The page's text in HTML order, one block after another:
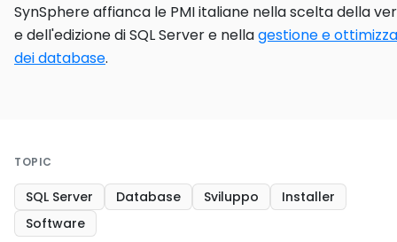
SynSphere affianca le PMI italiane nella scelta della
e dell'edizione di SQL Server e nellagestione e
dei database.
TOPIC
SQL Server Database Sviluppo
Installer
Software